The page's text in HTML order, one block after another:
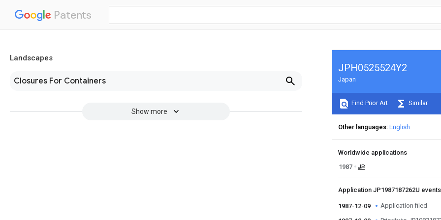
Patents
Landscapes
Closures For Containers
Show more
JPH0525524Y2
Japan
Find Prior Art Similar
Other languages English
Worldwide applications
1987
JP
Application JP1987187262U
1987-12-09 Application filed